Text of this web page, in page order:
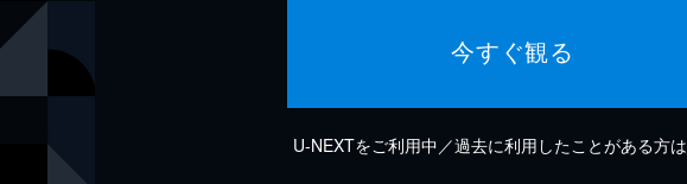
今すぐ観る
U-NEXTをご利用中／過去に利用したことがある方は